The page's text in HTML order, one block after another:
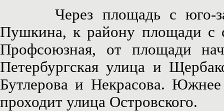
Через площадь с юго-
Пушкина, к району площади с
Профсоюзная, от площади
Петербургская улица и
Бутлерова и Некрасова.
проходит улица Островского.